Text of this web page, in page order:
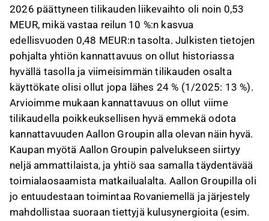
2026 päättyneen tilikauden liikevaihto oli noin 0,53
MEUR, mikä vastaa reilun 10 %:n kasvua
edellisvuoden 0,48 MEUR:n tasolta. Julkisten tietojen
pohjalta yhtiön kannattavuus on ollut historiassa
hyvällä tasolla ja viimeisimmän tilikauden osalta
käyttökate olisi ollut jopa lähes 24 % (1/2025: 13 %).
Arvioimme mukaan kannattavuus on ollut viime
tilikaudella poikkeuksellisen hyvä emmekä odota
kannattavuuden Aallon Groupin alla olevan näin hyvä.
Kaupan myötä Aallon Groupin palvelukseen siirtyy
neljä ammattilaista, ja yhtiö saa samalla täydentävää
toimialaosaamista matkailualalta. Aallon Groupilla oli
jo entuudestaan toimintaa Rovaniemellä ja järjestely
mahdollistaa suoraan tiettyjä kulusynergioita (esim.